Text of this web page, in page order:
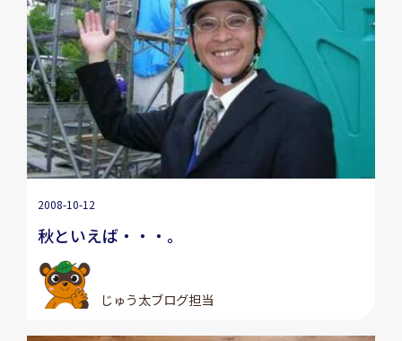
2008-10-12
秋といえば・・・。
じゅう太ブログ担当